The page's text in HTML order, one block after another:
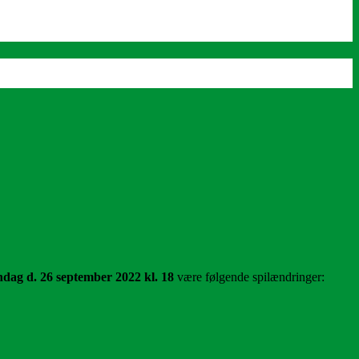
d. 26 september 2022 kl. 18 være følgende spilændringer: